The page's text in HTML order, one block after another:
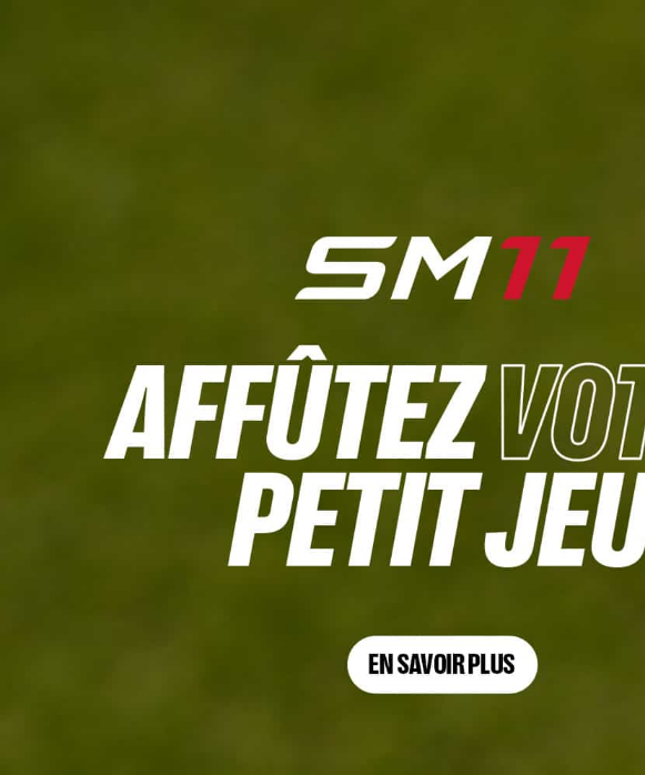
Un premier top 10 pour Emma Ambroise sur le LETAS